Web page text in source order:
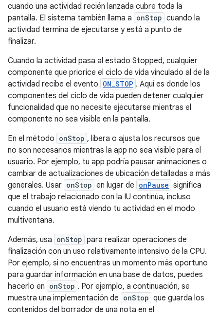
cuando una actividad recién lanzada cubre toda la
pantalla. El sistema también llama a onStop cuando la
actividad termina de ejecutarse y está a punto de
finalizar.
Cuando la actividad pasa al estado Stopped, cualquier
componente que priorice el ciclo de vida vinculado al de la
actividad recibe el evento ON_STOP . Aquí es donde los
componentes del ciclo de vida pueden detener cualquier
funcionalidad que no necesite ejecutarse mientras el
componente no sea visible en la pantalla.
En el método onStop , libera o ajusta los recursos que
no son necesarios mientras la app no sea visible para el
usuario. Por ejemplo, tu app podría pausar animaciones o
cambiar de actualizaciones de ubicación detalladas a más
generales. Usar onStop en lugar de onPause significa
que el trabajo relacionado con la IU continúa, incluso
cuando el usuario está viendo tu actividad en el modo
multiventana.
Además, usa onStop para realizar operaciones de
finalización con un uso relativamente intensivo de la CPU.
Por ejemplo, si no encuentras un momento más oportuno
para guardar información en una base de datos, puedes
hacerlo en onStop . Por ejemplo, a continuación, se
muestra una implementación de onStop que guarda los
contenidos del borrador de una nota en el